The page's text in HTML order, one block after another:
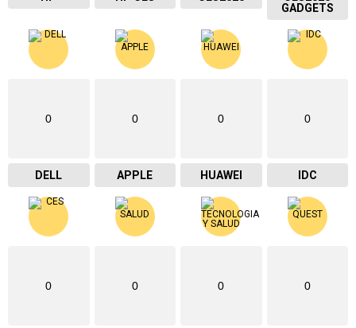
GADGETS
0
DELL
0
APPLE
0
HUAWEI
0
IDC
0 0 0 0